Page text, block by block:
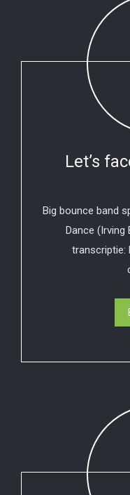
Let’s
Big bounce band
Dance (Irving
transcriptie: